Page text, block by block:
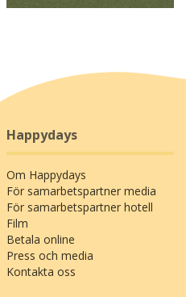
Happydays
Om Happydays
För samarbetspartner media
För samarbetspartner hotell
Film
Betala online
Press och media
Kontakta oss